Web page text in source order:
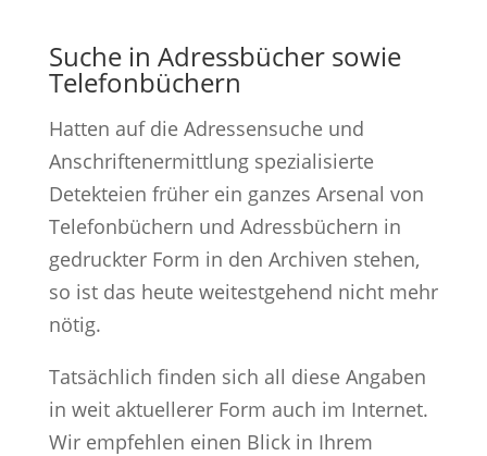
Suche in Adressbücher sowie
Telefonbüchern
Hatten auf die Adressensuche und
Anschriftenermittlung spezialisierte
Detekteien früher ein ganzes Arsenal von
Telefonbüchern und Adressbüchern in
gedruckter Form in den Archiven stehen,
so ist das heute weitestgehend nicht mehr
nötig.
Tatsächlich finden sich all diese Angaben
in weit aktuellerer Form auch im Internet.
Wir empfehlen einen Blick in Ihrem